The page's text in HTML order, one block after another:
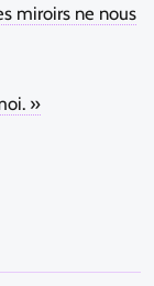
miroirs ne nous
»